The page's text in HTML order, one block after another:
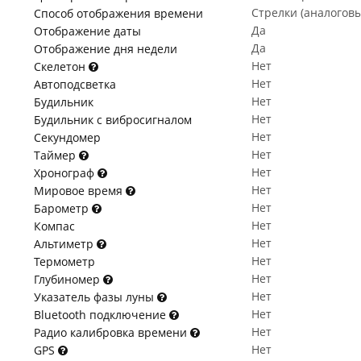
Способ отображения времени
Стрелки
Отображение даты
Да
Отображение дня недели
Да
Скелетон
Нет
Автоподсветка
Нет
Будильник
Нет
Будильник с вибросигналом
Нет
Секундомер
Нет
Таймер
Нет
Хронограф
Нет
Мировое время
Нет
Барометр
Нет
Компас
Нет
Альтиметр
Нет
Термометр
Нет
Глубиномер
Нет
Указатель фазы луны
Нет
Bluetooth подключение
Нет
Радио калибровка времени
Нет
GPS
Нет